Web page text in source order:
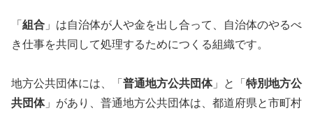
「 組合 」は自治体が人や金を出し合って、自治体のやるべ
き仕事を共同して処理するためにつくる組織です。
地方公共団体には、「 普通地方公共団体」と「 特別地方公
共団体」があり、普通地方公共団体は、都道府県と市町村